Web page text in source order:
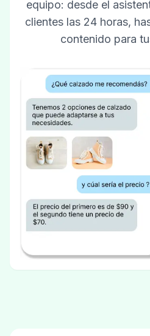
equipo: desde el
clientes las 24 horas,
contenido para